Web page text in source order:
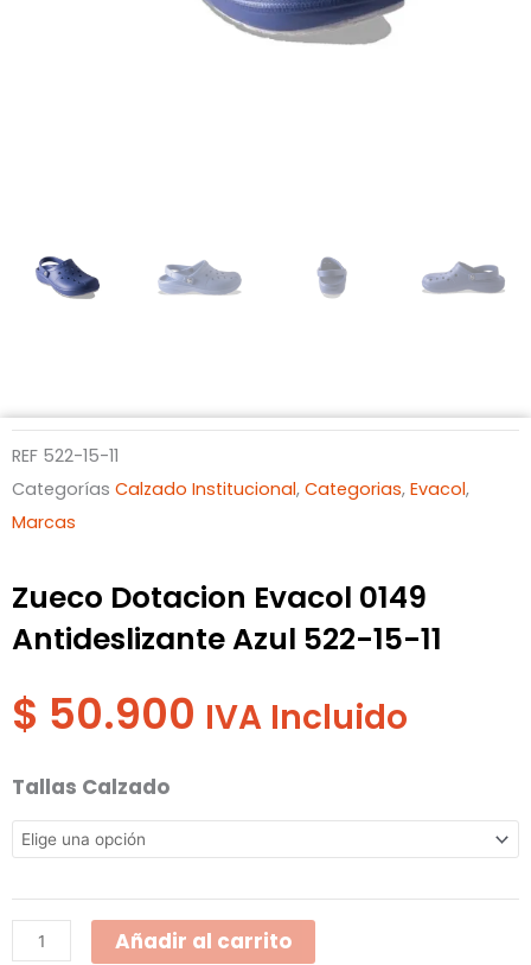
REF 522-15-11
Categorías Calzado Institucional, Categorias, Evacol,
Marcas
Zueco Dotacion Evacol 0149
Antideslizante Azul 522-15-11
$ 50.900 IVA Incluido
Tallas Calzado
Zueco
Dotacion
Evacol
Antideslizante
Azul
Añadir al carrito